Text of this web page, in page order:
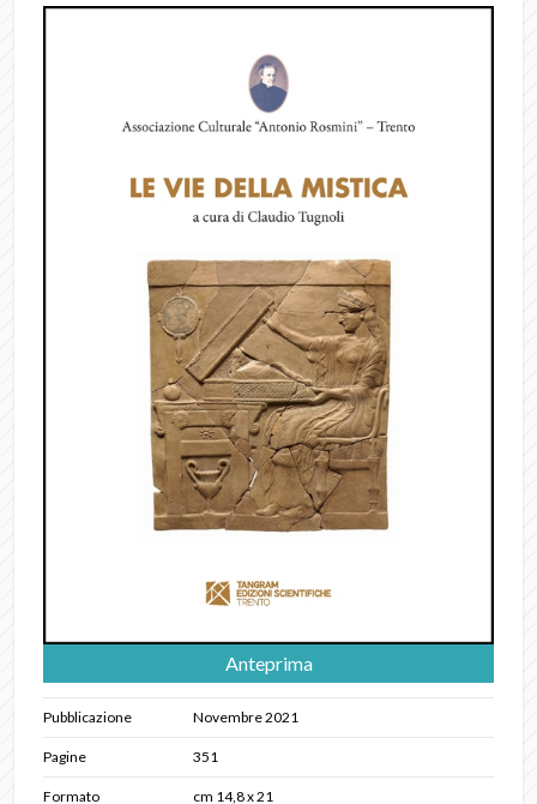
Anteprima
Pubblicazione Novembre 2021
Pagine 351
Formato cm 14,8 x 21